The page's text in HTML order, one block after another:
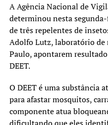
Pneumocócica: 96%
Tríplice Viral: 95%
HPV e sarampo
Além da atualização das
HPV e o sarampo.
O prazo da estratégia
A Agência Nacional de
determinou nesta
de três repelentes de
Adolfo Lutz, laboratório de
Paulo, apontarem
DEET.
O DEET é uma substância
para afastar mosquitos,
componente atua